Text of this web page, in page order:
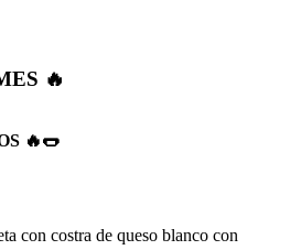
🔥
🔥🌭
con costra de queso blanco con